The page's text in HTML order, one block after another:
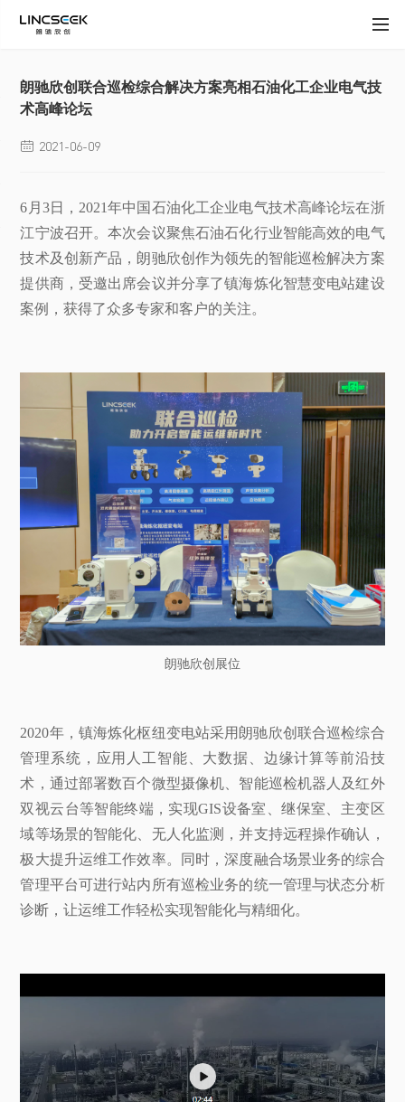
朗驰欣创联合巡检综合解决方案亮相石油化工企业电气技
术高峰论坛
 2021-06-09
6月3日，2021年中国石油化工企业电气技术高峰论坛在浙
江宁波召开。本次会议聚焦石油石化行业智能高效的电气
技术及创新产品，朗驰欣创作为领先的智能巡检解决方案
提供商，受邀出席会议并分享了镇海炼化智慧变电站建设
案例，获得了众多专家和客户的关注。
朗驰欣创展位
2020年，镇海炼化枢纽变电站采用朗驰欣创联合巡检综合
管理系统，应用人工智能、大数据、边缘计算等前沿技
术，通过部署数百个微型摄像机、智能巡检机器人及红外
双视云台等智能终端，实现GIS设备室、继保室、主变区
域等场景的智能化、无人化监测，并支持远程操作确认，
极大提升运维工作效率。同时，深度融合场景业务的综合
管理平台可进行站内所有巡检业务的统一管理与状态分析
诊断，让运维工作轻松实现智能化与精细化。